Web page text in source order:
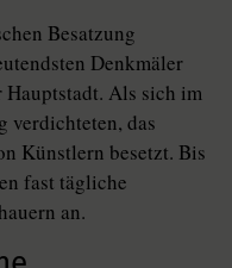
Besatzung
Denkmäler
Als sich im
verdichteten, das
Künstlern besetzt. Bis
fast tägliche
an.